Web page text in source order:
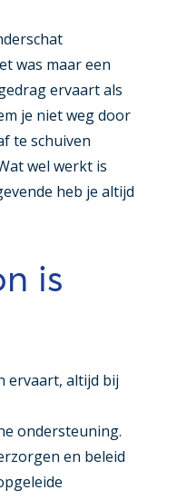
was maar een
ervaart als
je niet weg door
te schuiven
wel werkt is
heb je altijd
is
ervaart, altijd bij
ondersteuning.
en beleid